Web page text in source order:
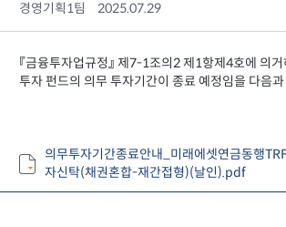
경영기획1팀 2025.07.29
『금융투자업규정』 제7-1조의2 제1항제4호에 의
투자 펀드의 의무 투자기간이 종료 예정임을 다음
의무투자기간종료안내_미래에셋연금동행
자신탁(채권혼합-재간접형)(날인).pdf